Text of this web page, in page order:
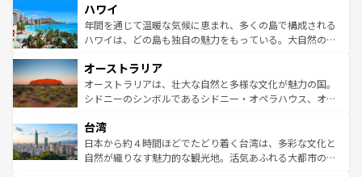
ば市内交通費無料で観光を楽しむこともできる。 なお、新
着のスイス情報はコンテンツ一覧 を参照してほしい。
のような巨大都市は、観光、ショッピング、エンターテイ
ンメントが詰まった刺激的なスポットだ。一方、アメリカ
西部には大自然が広がり、グランドキャニオンやイエロー
部のニューオーリンズでは、音楽と美食が融合した独特の
文化が魅力。旅行者はアメリカの各地域で異なる魅力を楽
しみながら、その多様性と豊かな歴史を感じることができ
ならではの贅沢な旅のスタイルだ。 なお、新着のアメリカ
情報はコンテンツ一覧を参照してほしい。
ハワイ
年間を通じて温暖な気候に恵まれ、多くの島で構成される
ハワイは、どの島も独自の魅力をもっている。大自然の神
ワイ島は見逃せない。また、定番の観光地といえばオアフ
島だが、静かな自然を求めるならマウイ島やカウアイ島が
おすすめ。エメラルドグリーンに輝く海をはじめ、豊かな
れるおもてなしの心で訪れる人々を迎えてくれるハワイの
人々、おいしいローカルフードやハワイアンミュージッ
ク、伝統的なフラダンスなど、すべてがハワイの魅力を彩
オーストラリア
オーストラリアは、壮大な自然と多様な文化が魅力の国。
シドニーのシンボルであるシドニー・オペラハウス、オー
リアリーフや大陸中央部にそびえるウルル（エアーズロッ
ク）、タスマニアの美しい原生林やケアンズの熱帯雨林な
ど、見どころがたくさん。また、カフェやワイン、オージ
台湾
日本から約４時間ほどでたどり着く台湾は、多彩な文化と
自然が織りなす魅力的な観光地。活気あふれる大都市の台